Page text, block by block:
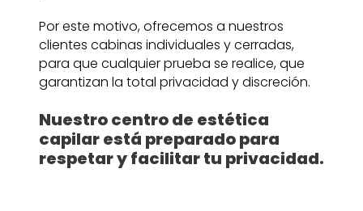
Por este motivo, ofrecemos a nuestros
clientes cabinas individuales y cerradas,
para que cualquier prueba se realice, que
garantizan la total privacidad y discreción.
Nuestro centro de estética
capilar está preparado para
respetar y facilitar tu privacidad.